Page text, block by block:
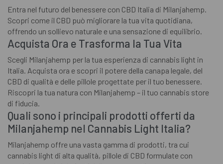
Entra nel futuro del benessere con CBD Italia di Milanjahemp.
Scopri come il CBD può migliorare la tua vita quotidiana,
offrendo un sollievo naturale e una sensazione di equilibrio.
Acquista Ora e Trasforma la Tua Vita
Scegli Milanjahemp per la tua esperienza di cannabis light in
Italia. Acquista ora e scopri il potere della canapa legale, del
CBD di qualità e delle pillole progettate per il tuo benessere.
Riscopri la tua natura con Milanjahemp – il tuo cannabis store
di fiducia.
Quali sono i principali prodotti offerti da
Milanjahemp nel Cannabis Light Italia?
Milanjahemp offre una vasta gamma di prodotti, tra cui
cannabis light di alta qualità, pillole di CBD formulate con